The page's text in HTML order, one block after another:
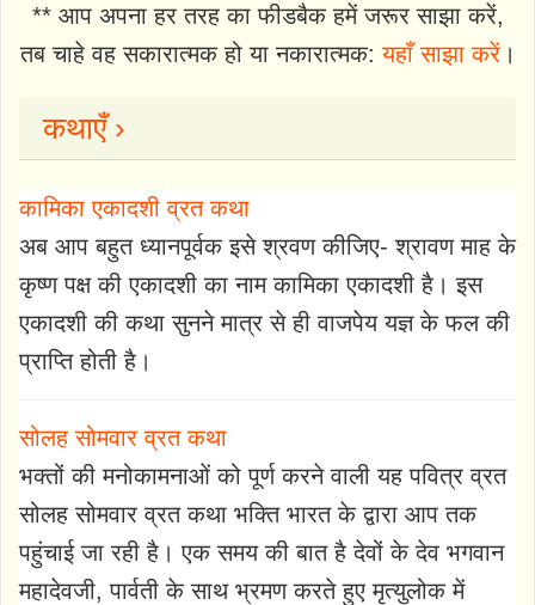
** आप अपना हर तरह का फीडबैक हमें जरूर साझा करें,
तब चाहे वह सकारात्मक हो या नकारात्मक:यहाँ साझा करें।
कथाएँ ›
कामिका एकादशी व्रत कथा
अब आप बहुत ध्यानपूर्वक इसे श्रवण कीजिए- श्रावण माह के
कृष्ण पक्ष की एकादशी का नाम कामिका एकादशी है। इस
एकादशी की कथा सुनने मात्र से ही वाजपेय यज्ञ के फल की
प्राप्ति होती है।
सोलह सोमवार व्रत कथा
भक्तों की मनोकामनाओं को पूर्ण करने वाली यह पवित्र व्रत
सोलह सोमवार व्रत कथा भक्ति भारत के द्वारा आप तक
पहुंचाई जा रही है। एक समय की बात है देवों के देव भगवान
महादेवजी, पार्वती के साथ भ्रमण करते हुए मृत्युलोक में